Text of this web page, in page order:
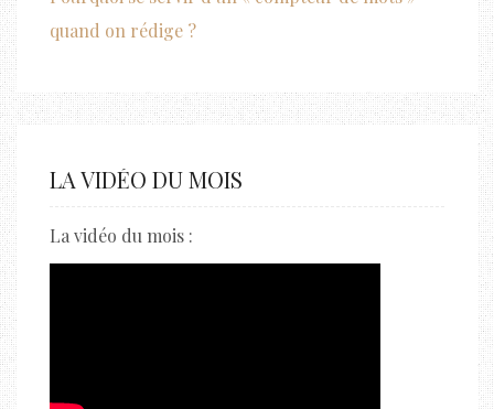
quand on rédige ?
LA VIDÉO DU MOIS
La vidéo du mois :